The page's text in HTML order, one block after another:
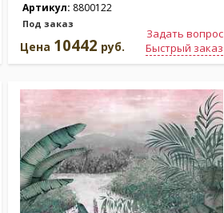
Артикул: 8800122
Под заказ
Задать вопрос
Быстрый заказ
Цена 10442 руб.